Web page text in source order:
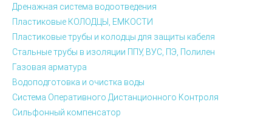
Дренажная система водоотведения
Пластиковые КОЛОДЦЫ, ЕМКОСТИ
Пластиковые трубы и колодцы для защиты кабеля
Стальные трубы в изоляции ППУ, ВУС, ПЭ, Полилен
Газовая арматура
Водоподготовка и очистка воды
Система Оперативного Дистанционного Контроля
Сильфонный компенсатор